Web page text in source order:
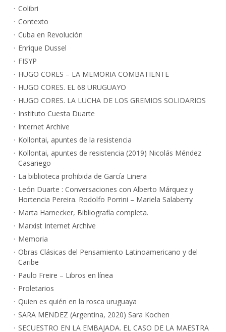
Colibri
Contexto
Cuba en Revolución
Enrique Dussel
FISYP
HUGO CORES – LA MEMORIA COMBATIENTE
HUGO CORES. EL 68 URUGUAYO
HUGO CORES. LA LUCHA DE LOS GREMIOS SOLIDARIOS
Instituto Cuesta Duarte
Internet Archive
Kollontai, apuntes de la resistencia
Kollontai, apuntes de resistencia (2019) Nicolás Méndez
Casariego
La biblioteca prohibida de García Linera
León Duarte : Conversaciones con Alberto Márquez y
Hortencia Pereira. Rodolfo Porrini – Mariela Salaberry
Marta Harnecker, Bibliografía completa.
Marxist Internet Archive
Memoria
Obras Clásicas del Pensamiento Latinoamericano y del
Caribe
Paulo Freire – Libros en línea
Proletarios
Quien es quién en la rosca uruguaya
SARA MENDEZ (Argentina, 2020) Sara Kochen
SECUESTRO EN LA EMBAJADA. EL CASO DE LA MAESTRA